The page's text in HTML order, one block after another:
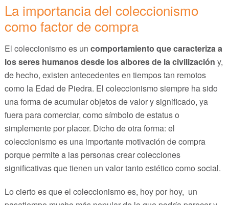
La importancia del coleccionismo
como factor de compra
El coleccionismo es un comportamiento que caracteriza a
los seres humanos desde los albores de la civilización y,
de hecho, existen antecedentes en tiempos tan remotos
como la Edad de Piedra. El coleccionismo siempre ha sido
una forma de acumular objetos de valor y significado, ya
fuera para comerciar, como símbolo de estatus o
simplemente por placer. Dicho de otra forma: el
coleccionismo es una importante motivación de compra
porque permite a las personas crear colecciones
significativas que tienen un valor tanto estético como social.
Lo cierto es que el coleccionismo es, hoy por hoy, un